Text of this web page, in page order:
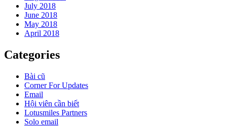
July 2018
June 2018
May 2018
April 2018
Categories
Bài cũ
Corner For Updates
Email
Hội viên cần biết
Lotusmiles Partners
Solo email